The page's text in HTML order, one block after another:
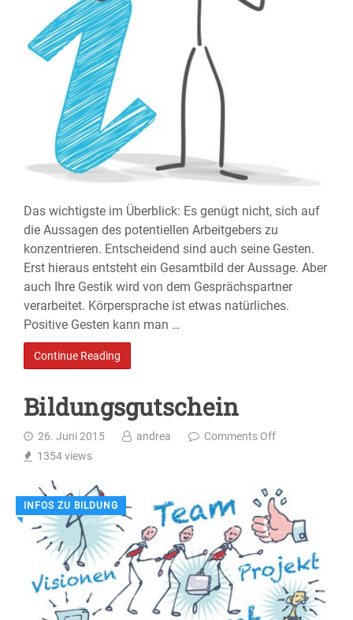
Das wichtigste im Überblick: Es genügt nicht, sich auf
die Aussagen des potentiellen Arbeitgebers zu
konzentrieren. Entscheidend sind auch seine Gesten.
Erst hieraus entsteht ein Gesamtbild der Aussage. Aber
auch Ihre Gestik wird von dem Gesprächspartner
verarbeitet. Körpersprache ist etwas natürliches.
Positive Gesten kann man …
Continue Reading
Bildungsgutschein
26. Juni 2015 andrea
Comments Off
1354views
INFOS ZU BILDUNG
◥